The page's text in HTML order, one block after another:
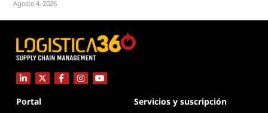
Agosto 4, 2026
Portal Servicios y suscripción